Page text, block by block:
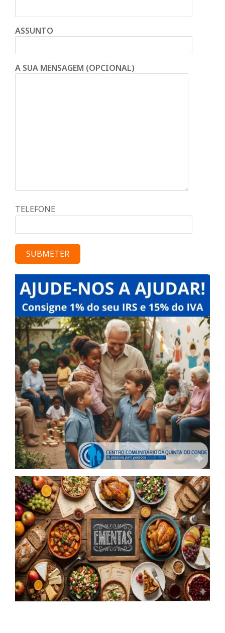
ASSUNTO
A SUA MENSAGEM (OPCIONAL)
TELEFONE